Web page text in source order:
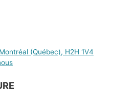
(Québec), H2H 1V4